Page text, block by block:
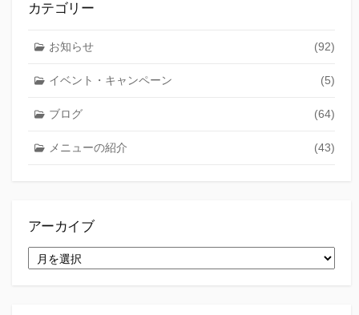
カテゴリー
お知らせ (92)
イベント・キャンペーン (5)
ブログ (64)
メニューの紹介 (43)
アーカイブ
ー